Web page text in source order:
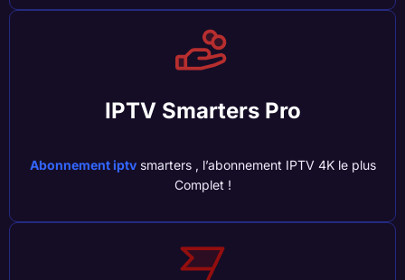
IPTV Smarters Pro
Abonnement iptvsmarters , l’abonnement IPTV 4K le plus
Complet !